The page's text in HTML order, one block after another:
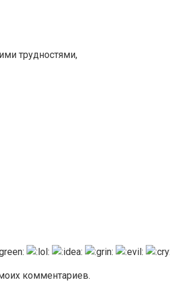
трудностями,
комментариев.